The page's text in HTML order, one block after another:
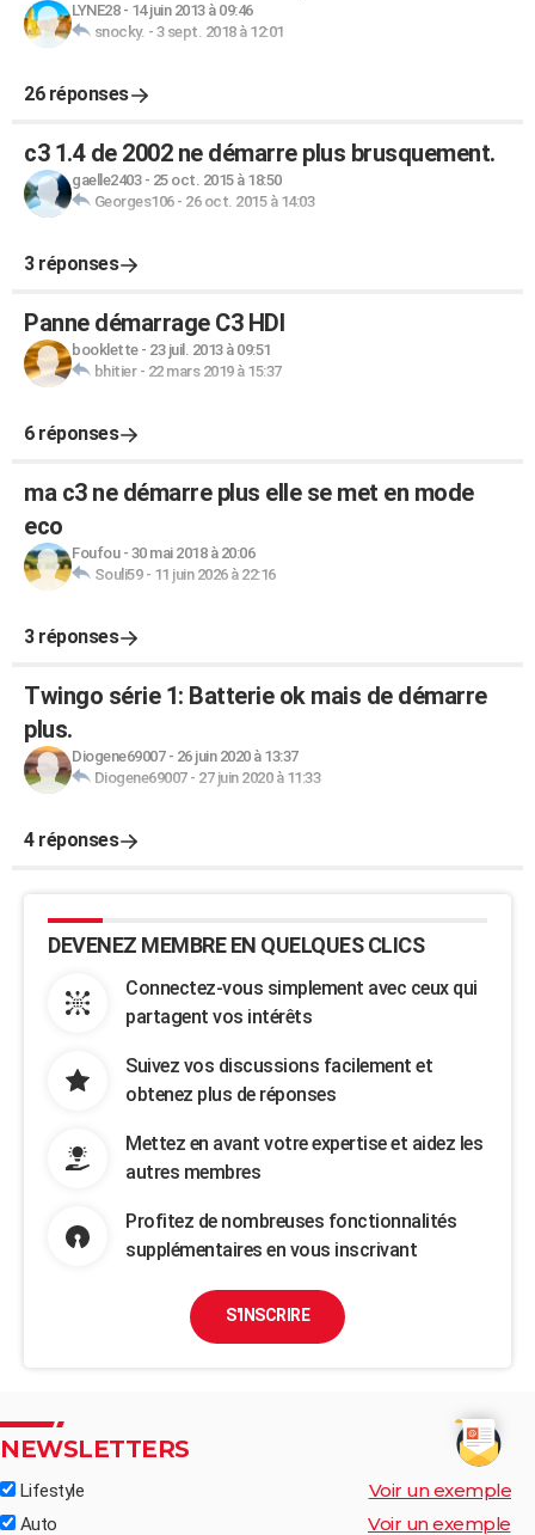
LYNE28- 14 juin 2013 à 09:46
snocky. - 3 sept. 2018 à 12:01
26 réponses
c3 1.4 de 2002 ne démarre plus brusquement.
gaelle2403- 25 oct. 2015 à 18:50
Georges106- 26 oct. 2015 à 14:03
3 réponses
Panne démarrage C3 HDI
booklette- 23 juil. 2013 à 09:51
bhitier- 22 mars 2019 à 15:37
6 réponses
ma c3 ne démarre plus elle se met en mode
eco
Foufou- 30 mai 2018 à 20:06
Souli59- 11 juin 2026 à 22:16
3 réponses
Twingo série 1: Batterie ok mais de démarre
plus.
Diogene69007- 26 juin 2020 à 13:37
Diogene69007- 27 juin 2020 à 11:33
4 réponses
DEVENEZ MEMBRE EN QUELQUES CLICS
Connectez-vous simplement avec ceux qui
partagent vos intérêts
Suivez vos discussions facilement et
obtenez plus de réponses
Mettez en avant votre expertise et aidez les
autres membres
Profitez de nombreuses fonctionnalités
supplémentaires en vous inscrivant
S'INSCRIRE
NEWSLETTERS
Lifestyle Voir un exemple
Auto Voir un exemple